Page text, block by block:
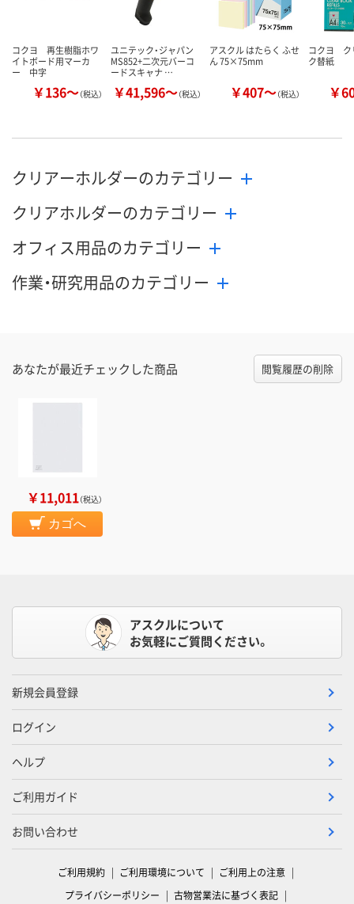
コクヨ 再生樹脂ホワ
イトボード用マーカ
ー 中字
￥136～（税込）
ユニテック・ジャパン
MS852+二次元バーコ
ードスキャナ …
￥41,596～（税込）
アスクル はたらく ふせ
ん 75×75mm
￥407～（税込）
コクヨ ク
ク替紙
￥
クリアーホルダーのカテゴリー
クリアホルダーのカテゴリー
オフィス用品のカテゴリー
作業・研究用品のカテゴリー
あなたが最近チェックした商品 閲覧履歴の削除
￥11,011（税込）
カゴへ
アスクルについて
お気軽にご質問ください。
新規会員登録
ログイン
ヘルプ
ご利用ガイド
お問い合わせ
ご利用規約 ご利用環境について
ご利用上の注意
プライバシーポリシー
古物営業法に基づく表記